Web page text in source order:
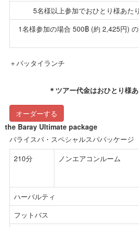
5名様以上参加でおひとり様あた
1名様参加の場合 500฿ (約 2,425円)
＋パッタイランチ
＊ツアー代金はおひとり様
オーダーする
the Baray Ultimate package
バライスパ・スペシャルスパパッケー
210分
ノンエアコンルーム
ハーバルティ
フットバス